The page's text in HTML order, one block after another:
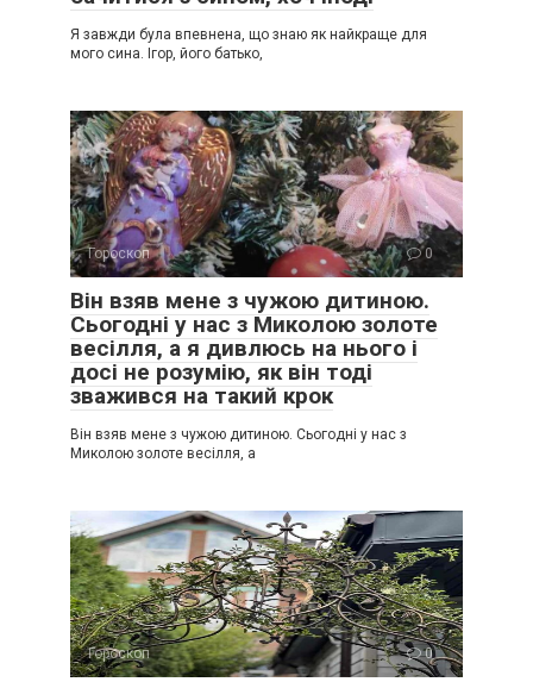
Я завжди була впевнена, що знаю як найкраще для
мого сина. Ігор, його батько,
Гороскоп 0
Він взяв мене з чужою дитиною.
Сьогодні у нас з Миколою золоте
весілля, а я дивлюсь на нього і
досі не розумію, як він тоді
зважився на такий крок
Він взяв мене з чужою дитиною. Сьогодні у нас з
Миколою золоте весілля, а
Гороскоп 0